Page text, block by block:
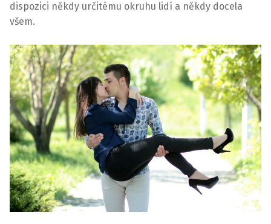
dispozici někdy určitému okruhu lidí a někdy docela
všem.